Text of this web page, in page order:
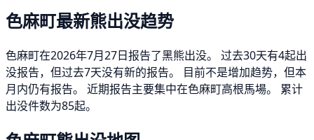
色麻町最新熊出没趋势
色麻町在2026年7月27日报告了黑熊出没。 过去30天有4起出
没报告，但过去7天没有新的报告。 目前不是增加趋势，但本
月内仍有报告。 近期报告主要集中在色麻町高根馬場。 累计
出没件数为85起。